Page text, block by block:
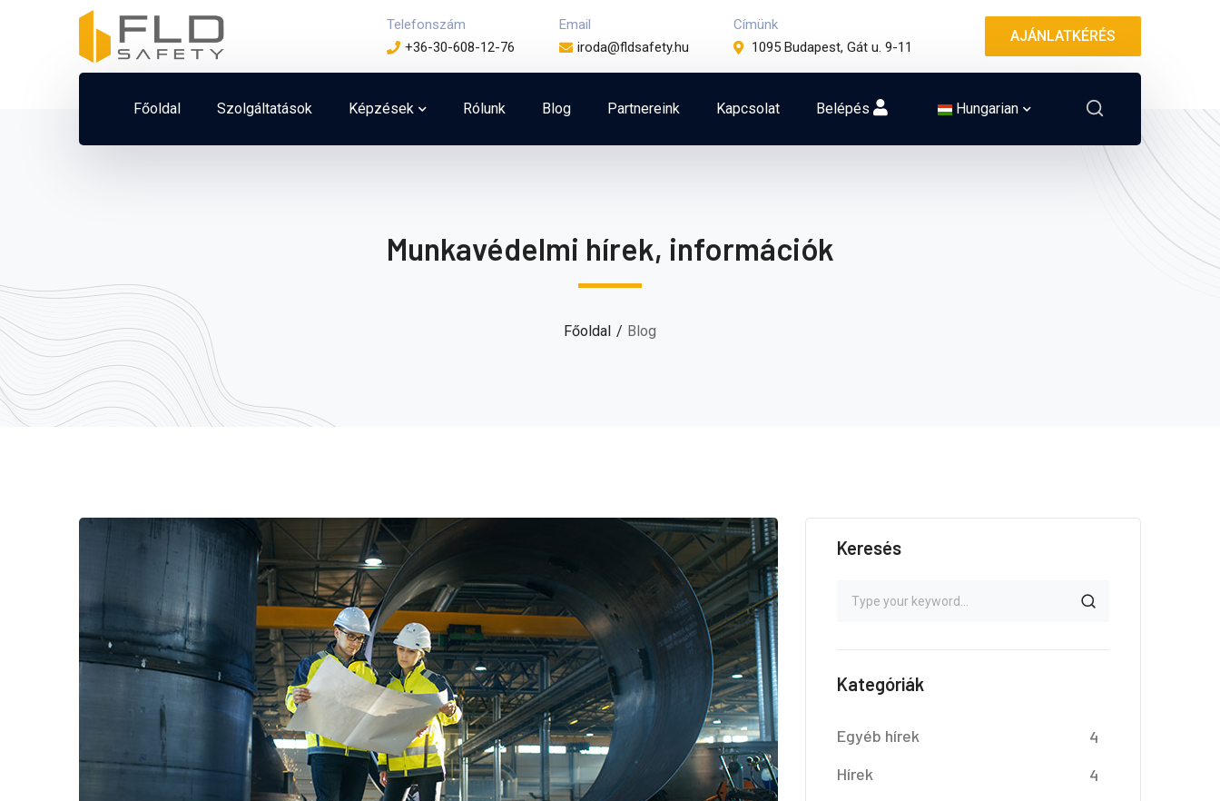
Telefonszám
+36-30-608-12-76
Email
iroda@fldsafety.hu
Címünk
1095 Budapest, Gát u. 9-11
AJÁNLATKÉRÉS
Főoldal Szolgáltatások Képzések Rólunk Blog Partnereink Kapcsolat Belépés Hungarian
Munkavédelmi hírek, információk
Főoldal Blog
Keresés
Kategóriák
Egyéb hírek
4
Hírek
4